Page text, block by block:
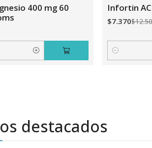
400 mg 60
Infortin
$7.370
Cantidad
destacados